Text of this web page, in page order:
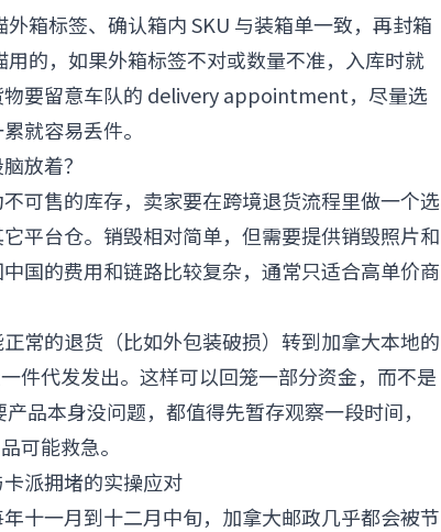
箱标签、确认箱内 SKU 与装箱单一致，再封箱
的，如果外箱标签不对或数量不准，入库时就
要留意车队的 delivery appointment，尽量选
就容易丢件。
放着？
可售的库存，卖家要在跨境退货流程里做一个选
平台仓。销毁相对简单，但需要提供销毁照片和
国的费用和链路比较复杂，通常只适合高单价商
常的退货（比如外包装破损）转到加拿大本地的
件代发发出。这样可以回笼一部分资金，而不是
品本身没问题，都值得先暂存观察一段时间，
可能救急。
派拥堵的实操应对
十一月到十二月中旬，加拿大邮政几乎都会被节